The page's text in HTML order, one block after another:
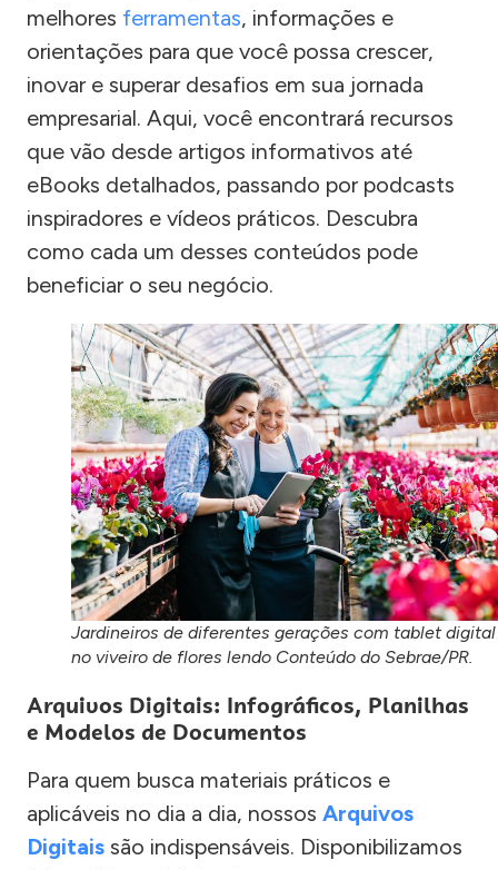
melhores ferramentas, informações e
orientações para que você possa crescer,
inovar e superar desafios em sua jornada
empresarial. Aqui, você encontrará recursos
que vão desde artigos informativos até
eBooks detalhados, passando por podcasts
inspiradores e vídeos práticos. Descubra
como cada um desses conteúdos pode
beneficiar o seu negócio.
Jardineiros de diferentes gerações com tablet digital
no viveiro de flores lendo Conteúdo do Sebrae/PR.
Arquivos Digitais: Infográficos, Planilhas
e Modelos de Documentos
Para quem busca materiais práticos e
aplicáveis no dia a dia, nossos Arquivos
Digitais são indispensáveis. Disponibilizamos